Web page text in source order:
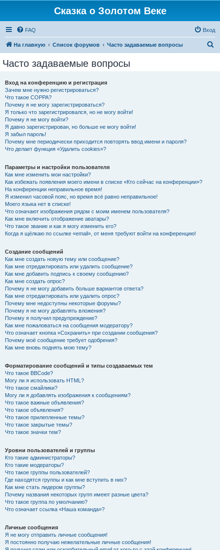
Сказка о Золотом Веке
FAQ Вход
На главную Список форумов Часто задаваемые вопросы
Часто задаваемые вопросы
Вход на конференцию и регистрация
Зачем мне нужно регистрироваться?
Что такое COPPA?
Почему я не могу зарегистрироваться?
Я только что зарегистрировался, но не могу войти!
Почему я не могу войти?
Я давно зарегистрирован, но больше не могу войти!
Я забыл пароль!
Почему мне периодически приходится повторять ввод имени и пароля?
Что делает функция «Удалить cookies»?
Параметры и настройки пользователя
Как мне изменить мои настройки?
Как избежать появления моего имени в списке «Кто сейчас на конференции»?
На конференции неправильное время!
Я изменил часовой пояс, но время всё равно неправильное!
Моего языка нет в списке!
Что означают изображения рядом с моим именем пользователя?
Как мне включить отображение аватары?
Что такое звание и как я могу изменить его?
Когда я щёлкаю по ссылке «email», от меня требуют войти на конференцию!
Создание сообщений
Как мне создать новую тему или сообщение?
Как мне отредактировать или удалить сообщение?
Как мне добавить подпись к своему сообщению?
Как мне создать опрос?
Почему я не могу добавить больше вариантов ответа?
Как мне отредактировать или удалить опрос?
Почему мне недоступны некоторые форумы?
Почему я не могу добавлять вложения?
Почему я получил предупреждение?
Как мне пожаловаться на сообщения модератору?
Что означает кнопка «Сохранить» при создании сообщения?
Почему моё сообщение требует одобрения?
Как мне вновь поднять мою тему?
Форматирование сообщений и типы создаваемых тем
Что такое BBCode?
Могу ли я использовать HTML?
Что такое смайлики?
Могу ли я добавлять изображения к сообщениям?
Что такое важные объявления?
Что такое объявления?
Что такое прилепленные темы?
Что такое закрытые темы?
Что такое значки тем?
Уровни пользователей и группы
Кто такие администраторы?
Кто такие модераторы?
Что такое группы пользователей?
Где находятся группы и как мне вступить в них?
Как мне стать лидером группы?
Почему названия некоторых групп имеют разные цвета?
Что такое группа по умолчанию?
Что означает ссылка «Наша команда»?
Личные сообщения
Я не могу отправить личные сообщения!
Я постоянно получаю нежелательные личные сообщения!